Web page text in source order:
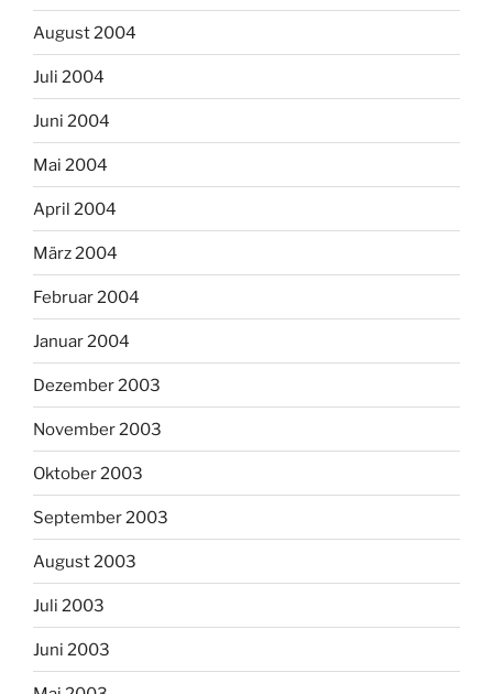
August 2004
Juli 2004
Juni 2004
Mai 2004
April 2004
März 2004
Februar 2004
Januar 2004
Dezember 2003
November 2003
Oktober 2003
September 2003
August 2003
Juli 2003
Juni 2003